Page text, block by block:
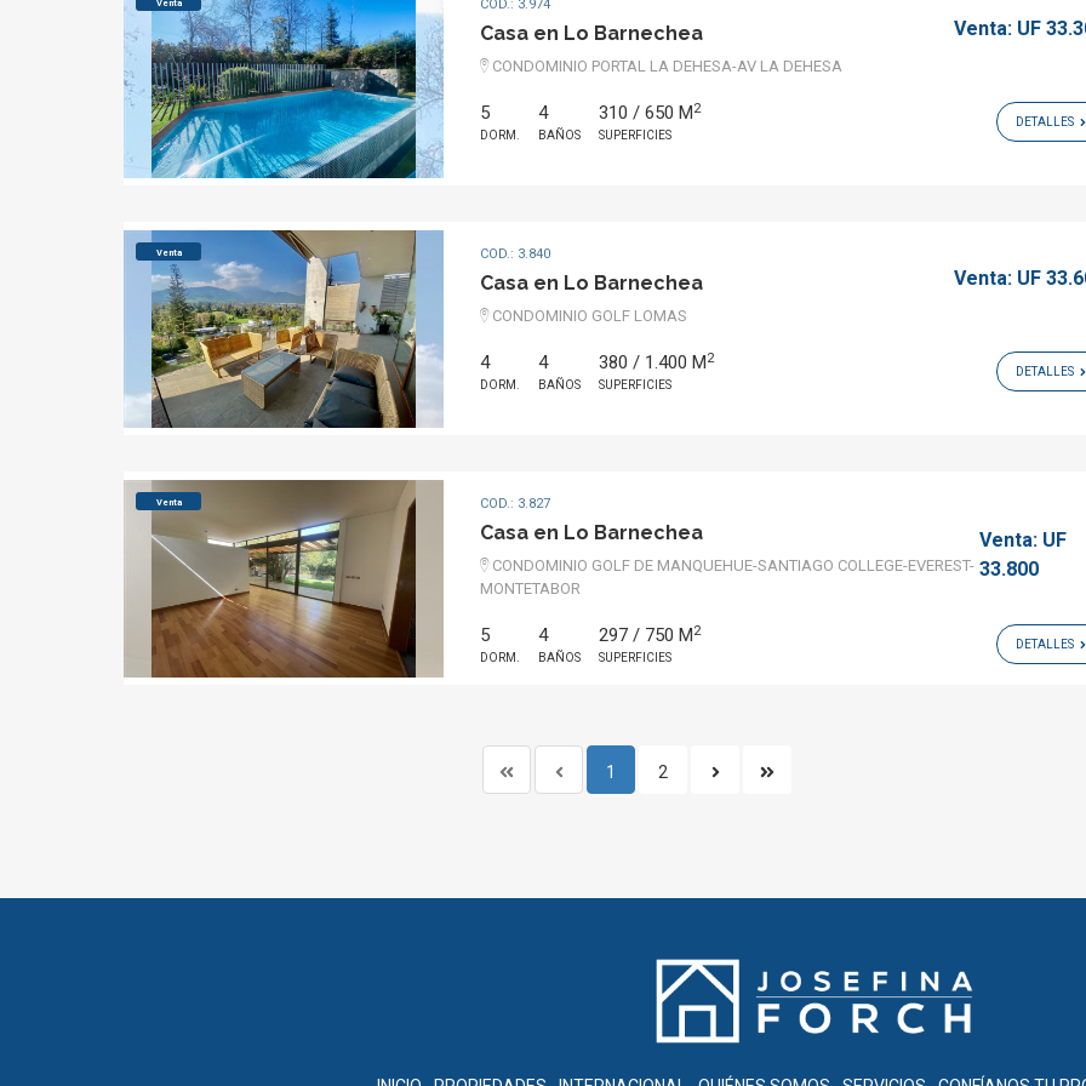
Venta COD.: 3.974
Casa en Lo Barnechea
CONDOMINIO PORTAL LA DEHESA-AV LA DEHESA
Venta: UF
5
DORM.
4
BAÑOS
310 / 650 M 2
SUPERFICIES
DETALLES
Venta COD.: 3.840
Casa en Lo Barnechea
CONDOMINIO GOLF LOMAS
Venta: UF
4
DORM.
4
BAÑOS
380 / 1.400 M 2
SUPERFICIES
DETALLES
Venta COD.: 3.827
Casa en Lo Barnechea
CONDOMINIO GOLF DE MANQUEHUE-SANTIAGO COLLEGE-EVEREST-
MONTETABOR
Venta: UF
33.800
5
DORM.
4
BAÑOS
297 / 750 M 2
SUPERFICIES
DETALLES
1 2